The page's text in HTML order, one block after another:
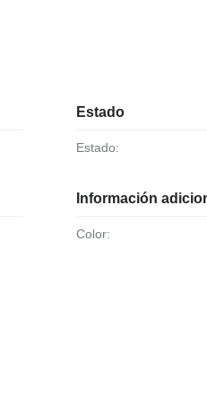
Estado
Estado:
Información
Color: